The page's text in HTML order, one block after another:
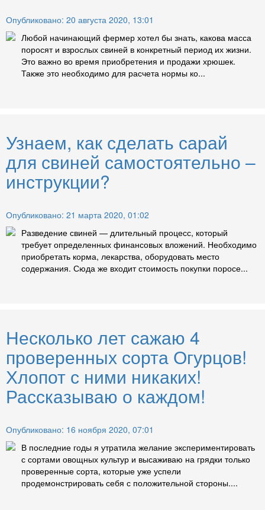
Опубликовано: 20 августа 2020, 13:01
Любой начинающий фермер хотел бы знать, какова масса
поросят и взрослых свиней в конкретный период их жизни.
Это важно во время приобретения и продажи хрюшек.
Также это необходимо для расчета нормы ко...
Узнаем, как сделать сарай
для свиней самостоятельно –
инструкции?
Опубликовано: 21 марта 2020, 01:02
Разведение свиней — длительный процесс, который
требует определенных финансовых вложений. Необходимо
приобретать корма, лекарства, оборудовать место
содержания. Сюда же входит стоимость покупки поросе...
Несколько лет сажаю 4
проверенных сорта Огурцов!
Хлопот с ними никаких!
Рассказываю о каждом!
Опубликовано: 16 ноября 2020, 07:01
В последние годы я утратила желание экспериментировать
с сортами овощных культур и высаживаю на грядки только
проверенные сорта, которые уже успели
продемонстрировать себя с положительной стороны....